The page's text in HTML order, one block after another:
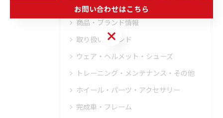
キャンペーン情報
商品・ブランド情報
取り扱いブランド
ウェア・ヘルメット・シューズ
トレーニング・メンテナンス・その他
ホイール・パーツ・アクセサリー
完成車・フレーム
お問い合わせはこちら
お問い合わせはこちら